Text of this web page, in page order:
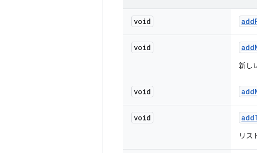
void add
void add
新し
void add
void add
リス